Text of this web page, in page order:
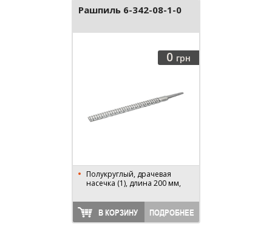
Рашпиль 6-342-08-1-0
0 грн
Полукруглый, драчевая
насечка (1), длина 200 мм,
В КОРЗИНУ ПОДРОБНЕЕ